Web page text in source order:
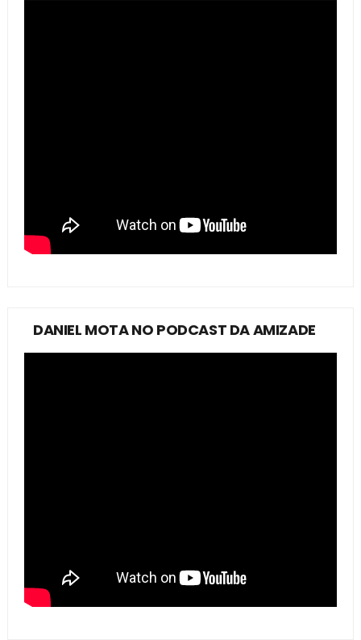
DANIEL MOTA NO PODCAST DA AMIZADE